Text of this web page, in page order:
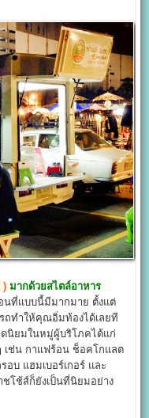
) มากด้วยสไตล์อาหาร
นที่แบบนี้มีมากมาย ตั้งแต่
ถทำให้คุณอิ่มท้องได้เลยที
ดนิยมในหมู่ผู้บริโภคได้แก่
เช่น กาแฟร้อน ช็อคโกแลต
บ แฮมเบอร์เกอร์ และ
โช้ส์ก็ยังเป็นที่นิยมอย่าง